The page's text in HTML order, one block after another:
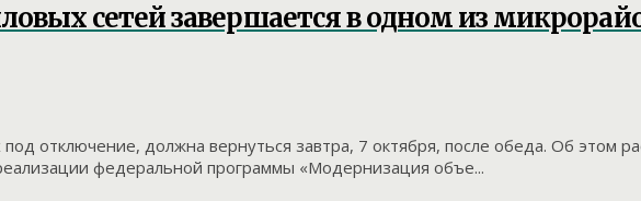
сетей завершается в одном из
отключение, должна вернуться завтра, 7 октября, после обеда. Об этом
федеральной программы «Модернизация объе...